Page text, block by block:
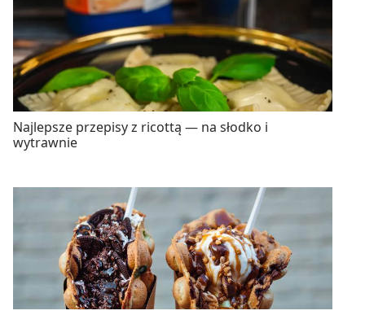
Najlepsze przepisy z ricottą — na słodko i
wytrawnie